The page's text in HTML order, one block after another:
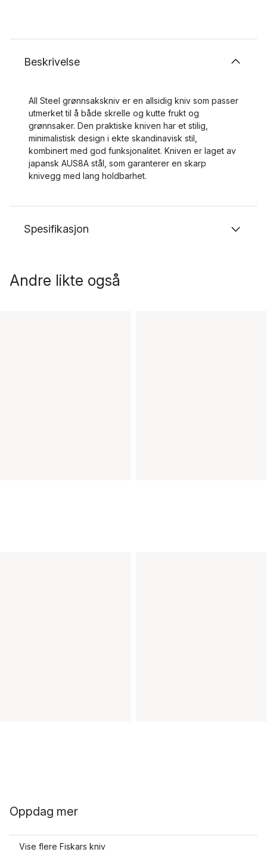
Beskrivelse
All Steel grønnsakskniv er en allsidig kniv som passer
utmerket til å både skrelle og kutte frukt og
grønnsaker. Den praktiske kniven har et stilig,
minimalistisk design i ekte skandinavisk stil,
kombinert med god funksjonalitet. Kniven er laget av
japansk AUS8A stål, som garanterer en skarp
knivegg med lang holdbarhet.
Spesifikasjon
Andre likte også
Oppdag mer
Vise flere Fiskars kniv